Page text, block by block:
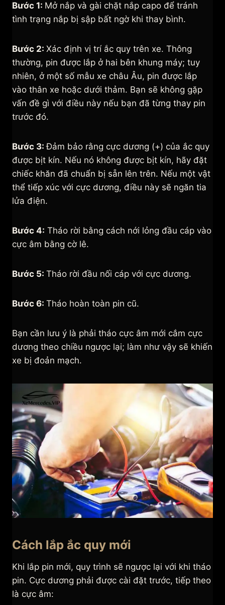
Bước 1: Mở nắp và gài chặt nắp capo để tránh
tình trạng nắp bị sập bất ngờ khi thay bình.
Bước 2: Xác định vị trí ắc quy trên xe. Thông
thường, pin được lắp ở hai bên khung máy; tuy
nhiên, ở một số mẫu xe châu Âu, pin được lắp
vào thân xe hoặc dưới thảm. Bạn sẽ không gặp
vấn đề gì với điều này nếu bạn đã từng thay pin
trước đó.
Bước 3:Đảm bảo rằng cực dương (+) của ắc quy
được bịt kín. Nếu nó không được bịt kín, hãy đặt
chiếc khăn đã chuẩn bị sẵn lên trên. Nếu một vật
thể tiếp xúc với cực dương, điều này sẽ ngăn tia
lửa điện.
Bước 4: Tháo rời bằng cách nới lỏng đầu cáp vào
cực âm bằng cờ lê.
Bước 5: Tháo rời đầu nối cáp với cực dương.
Bước 6: Tháo hoàn toàn pin cũ.
Bạn cần lưu ý là phải tháo cực âm mới cắm cực
dương theo chiều ngược lại; làm như vậy sẽ khiến
xe bị đoản mạch.
Cách lắp ắc quy mới
Khi lắp pin mới, quy trình sẽ ngược lại với khi tháo
pin. Cực dương phải được cài đặt trước, tiếp theo
là cực âm: